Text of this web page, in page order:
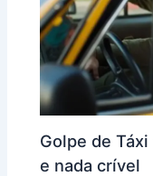
Golpe de
e nada crível